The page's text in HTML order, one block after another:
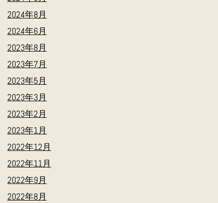
2024年8月
2024年6月
2023年8月
2023年7月
2023年5月
2023年3月
2023年2月
2023年1月
2022年12月
2022年11月
2022年9月
2022年8月